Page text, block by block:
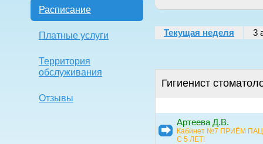
Расписание
Платные услуги
Территория
обслуживания
Отзывы
Текущая неделя 3
Гигиенист
Артеева Д.В.
Кабинет №7 ПРИЁМ
С 5 ЛЕТ!